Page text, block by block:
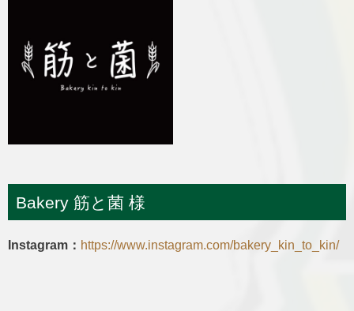
Bakery 筋と菌 様
Instagram： https://www.instagram.com/bakery_kin_to_kin/